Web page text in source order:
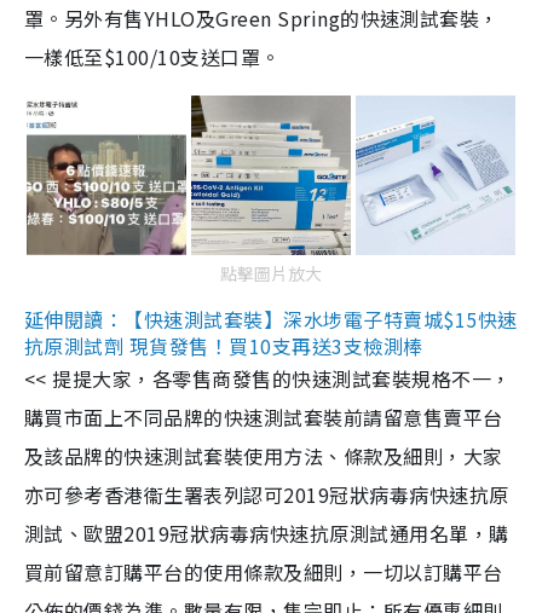
罩。另外有售YHLO及Green Spring的快速測試套裝，
一樣低至$100/10支送口罩。
點擊圖片放大
延伸閱讀：【快速測試套裝】深水埗電子特賣城$15快速
抗原測試劑 現貨發售！買10支再送3支檢測棒
<< 提提大家，各零售商發售的快速測試套裝規格不一，
購買市面上不同品牌的快速測試套裝前請留意售賣平台
及該品牌的快速測試套裝使用方法、條款及細則，大家
亦可參考香港衞生署表列認可2019冠狀病毒病快速抗原
測試、歐盟2019冠狀病毒病快速抗原測試通用名單，購
買前留意訂購平台的使用條款及細則，一切以訂購平台